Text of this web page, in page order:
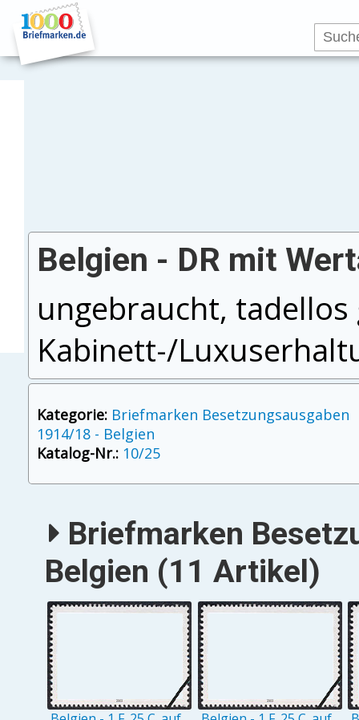
Belgien - DR mit
ungebraucht, tadellos
Kabinett-/
Kategorie: Briefmarken Besetzungsausgaben
1914/18 - Belgien
Katalog-Nr.: 10/25
Briefmarken
Belgien (11 Artikel)